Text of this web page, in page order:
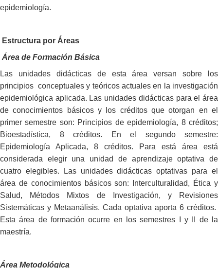
epidemiología.
Estructura por Áreas
Área de Formación Básica
Las unidades didácticas de esta área versan sobre los
principios conceptuales y teóricos actuales en la investigación
epidemiológica aplicada. Las unidades didácticas para el área
de conocimientos básicos y los créditos que otorgan en el
primer semestre son: Principios de epidemiología, 8 créditos;
Bioestadística, 8 créditos. En el segundo semestre:
Epidemiología Aplicada, 8 créditos. Para está área está
considerada elegir una unidad de aprendizaje optativa de
cuatro elegibles. Las unidades didácticas optativas para el
área de conocimientos básicos son: Interculturalidad, Ética y
Salud, Métodos Mixtos de Investigación, y Revisiones
Sistemáticas y Metaanálisis. Cada optativa aporta 6 créditos.
Esta área de formación ocurre en los semestres I y II de la
maestría.
Área Metodológica